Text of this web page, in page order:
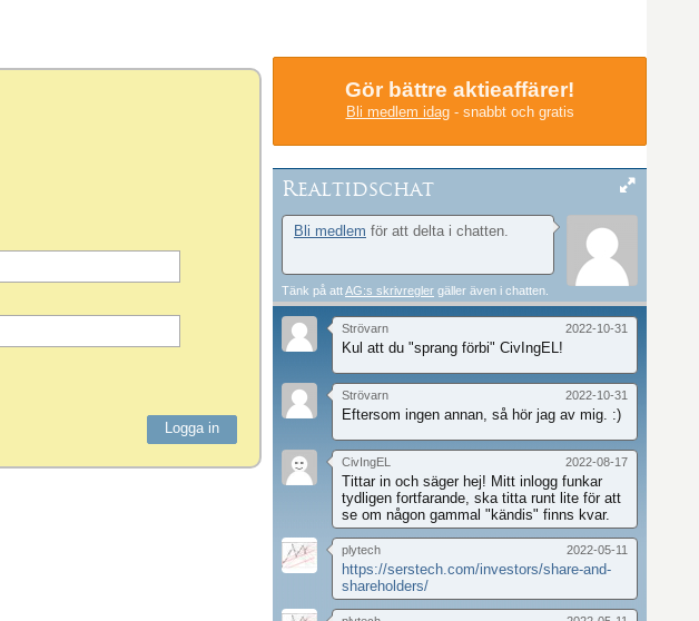
Gör bättre aktieaffärer!
Bli medlem idag- snabbt och gratis
Realtidschat
Bli medlem för att delta i chatten.
Tänk på attAG:s skrivregler gäller även i chatten.
2022-10-31
Strövarn
Kul att du "sprang förbi" CivIngEL!
2022-10-31
Strövarn
Eftersom ingen annan, så hör jag av mig. :)
2022-08-17
CivIngEL
Tittar in och säger hej! Mitt inlogg funkar
tydligen fortfarande, ska titta runt lite för att
se om någon gammal "kändis" finns kvar.
2022-05-11
plytech
https://serstech.com/investors/share-and-
shareholders/